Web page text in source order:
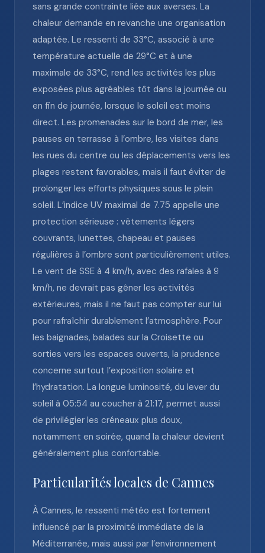
sans grande contrainte liée aux averses. La
chaleur demande en revanche une organisation
adaptée. Le ressenti de 33°C, associé à une
température actuelle de 29°C et à une
maximale de 33°C, rend les activités les plus
exposées plus agréables tôt dans la journée ou
en fin de journée, lorsque le soleil est moins
direct. Les promenades sur le bord de mer, les
pauses en terrasse à l’ombre, les visites dans
les rues du centre ou les déplacements vers les
plages restent favorables, mais il faut éviter de
prolonger les efforts physiques sous le plein
soleil. L’indice UV maximal de 7.75 appelle une
protection sérieuse : vêtements légers
couvrants, lunettes, chapeau et pauses
régulières à l’ombre sont particulièrement utiles.
Le vent de SSE à 4 km/h, avec des rafales à 9
km/h, ne devrait pas gêner les activités
extérieures, mais il ne faut pas compter sur lui
pour rafraîchir durablement l’atmosphère. Pour
les baignades, balades sur la Croisette ou
sorties vers les espaces ouverts, la prudence
concerne surtout l’exposition solaire et
l’hydratation. La longue luminosité, du lever du
soleil à 05:54 au coucher à 21:17, permet aussi
de privilégier les créneaux plus doux,
notamment en soirée, quand la chaleur devient
généralement plus confortable.
Particularités locales de Cannes
À Cannes, le ressenti météo est fortement
influencé par la proximité immédiate de la
Méditerranée, mais aussi par l’environnement